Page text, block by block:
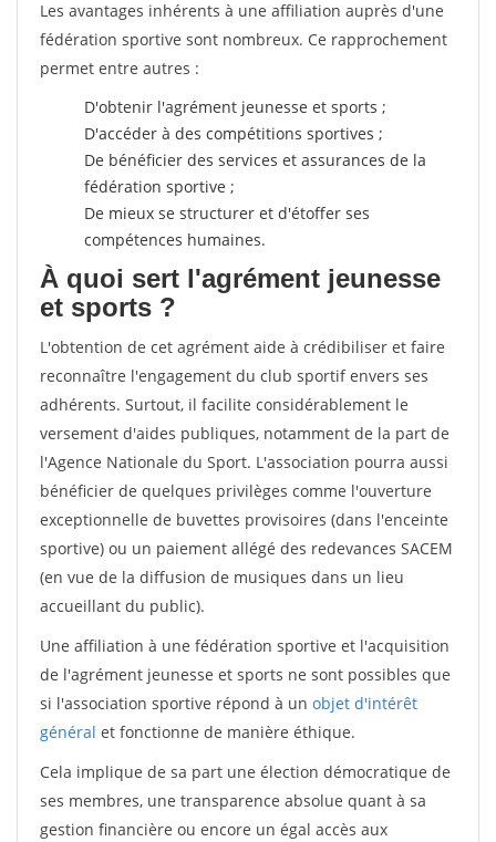
Les avantages inhérents à une affiliation auprès d'une
fédération sportive sont nombreux. Ce rapprochement
permet entre autres :
D'obtenir l'agrément jeunesse et sports ;
D'accéder à des compétitions sportives ;
De bénéficier des services et assurances de la
fédération sportive ;
De mieux se structurer et d'étoffer ses
compétences humaines.
À quoi sert l'agrément jeunesse
et sports ?
L'obtention de cet agrément aide à crédibiliser et faire
reconnaître l'engagement du club sportif envers ses
adhérents. Surtout, il facilite considérablement le
versement d'aides publiques, notamment de la part de
l'Agence Nationale du Sport. L'association pourra aussi
bénéficier de quelques privilèges comme l'ouverture
exceptionnelle de buvettes provisoires (dans l'enceinte
sportive) ou un paiement allégé des redevances SACEM
(en vue de la diffusion de musiques dans un lieu
accueillant du public).
Une affiliation à une fédération sportive et l'acquisition
de l'agrément jeunesse et sports ne sont possibles que
si l'association sportive répond à un objet d'intérêt
général et fonctionne de manière éthique.
Cela implique de sa part une élection démocratique de
ses membres, une transparence absolue quant à sa
gestion financière ou encore un égal accès aux